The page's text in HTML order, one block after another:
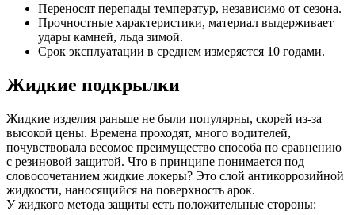
Переносят перепады температур, независимо от сезона.
Прочностные характеристики, материал выдерживает
удары камней, льда зимой.
Срок эксплуатации в среднем измеряется 10 годами.
Жидкие подкрылки
Жидкие изделия раньше не были популярны, скорей из-за
высокой цены. Времена проходят, много водителей,
почувствовала весомое преимущество способа по сравнению
с резиновой защитой. Что в принципе понимается под
словосочетанием жидкие локеры? Это слой антикоррозийной
жидкости, наносящийся на поверхность арок.
У жидкого метода защиты есть положительные стороны: